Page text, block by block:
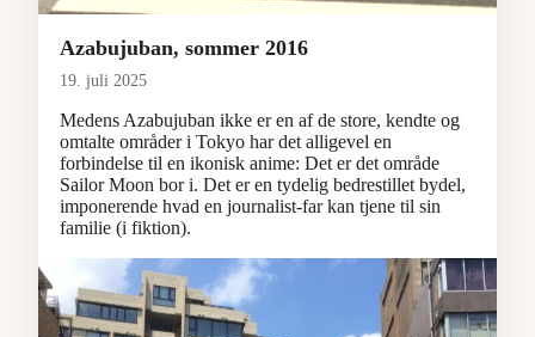
Azabujuban, sommer 2016
19. juli 2025
Medens Azabujuban ikke er en af de store, kendte og
omtalte områder i Tokyo har det alligevel en
forbindelse til en ikonisk anime: Det er det område
Sailor Moon bor i. Det er en tydelig bedrestillet bydel,
imponerende hvad en journalist-far kan tjene til sin
familie (i fiktion).